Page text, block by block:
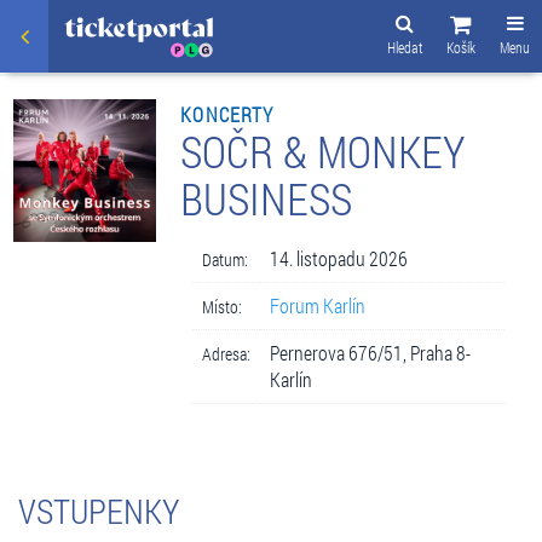
Menu
Košík
Hledat
KONCERTY
SOČR & MONKEY
BUSINESS
Datum: 14. listopadu 2026
Místo: Forum Karlín
Adresa:
Pernerova 676/51, Praha 8-
Karlín
VSTUPENKY